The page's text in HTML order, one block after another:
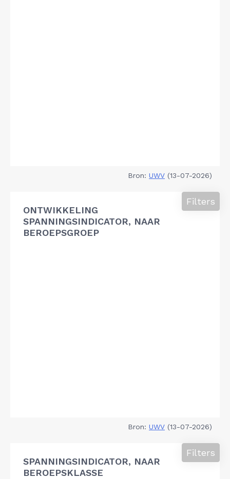
Bron: UWV (13-07-2026)
ONTWIKKELING
SPANNINGSINDICATOR, NAAR
BEROEPSGROEP
Filters
Bron: UWV (13-07-2026)
SPANNINGSINDICATOR, NAAR
BEROEPSKLASSE
Filters